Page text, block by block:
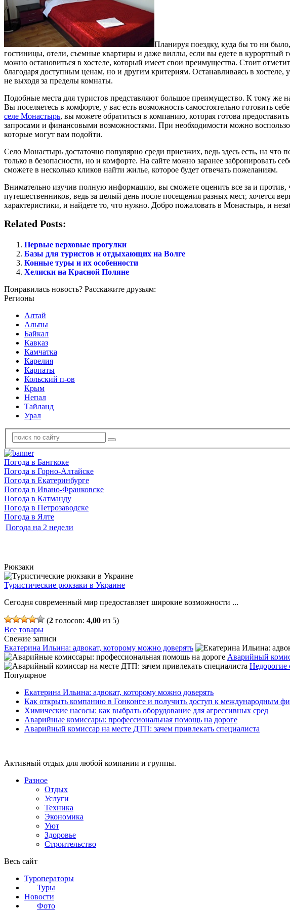
Планируя поездку, куда бы то ни
гостиницы, отели, съемные квартиры и даже виллы, если вы едете в курортный
можно остановиться в хостеле, который имеет свои преимущества. Стоит
благодаря доступным ценам, но и другим критериям. Останавливаясь в
не выходя за пределы комнаты.
Подобные места для туристов представляют большое преимущество. К тому же
Вы поселяетесь в комфорте, у вас есть возможность самостоятельно готовить
селе Монастырь, вы можете обратиться в компанию, которая готова
запросами и финансовыми возможностями. При необходимости можно
которые могут вам подойти.
Село Монастырь достаточно популярно среди приезжих, ведь здесь есть, на что
только в безопасности, но и комфорте. На сайте можно заранее забронировать
сможете в несколько кликов найти жилье, которое будет отвечать пожеланиям.
Внимательно изучив полную информацию, вы сможете оценить все за и против,
путешественников, ведь за целый день после посещения разных мест, хочется
характеристики, и найдете то, что нужно. Добро пожаловать в Монастырь, и
Related Posts:
Первые верховые прогулки
Базы для туристов и отдыхающих на Волге
Конные туры и их особенности
Хелиски на Красной Поляне
Понравилась новость? Расскажите друзьям:
Регионы
Алтай
Альпы
Байкал
Кавказ
Камчатка
Карелия
Карпаты
Кольский п-ов
Крым
Непал
Тайланд
Урал
Погода в Бангкоке
Погода в Горно-Алтайске
Погода в Екатеринбурге
Погода в Ивано-Франковске
Погода в Катманду
Погода в Петрозаводске
Погода в Ялте
Погода на 2 недели
Рюкзаки
Туристические рюкзаки в Украине
Сегодня современный мир предоставляет широкие возможности ...
(2 голосов: 4,00 из 5)
Все товары
Свежие записи
Екатерина Ильина: адвокат, которому можно доверять
Аварийный
Недорогие
Популярное
Екатерина Ильина: адвокат, которому можно доверять
Как открыть компанию в Гонконге и получить доступ к международным
Химические насосы: как выбрать оборудование для агрессивных сред
Аварийные комиссары: профессиональная помощь на дороге
Аварийный комиссар на месте ДТП: зачем привлекать специалиста
Активный отдых для любой компании и группы.
Разное
Отдых
Услуги
Техника
Экономика
Уют
Здоровье
Строительство
Весь сайт
Туроператоры
Туры
Новости
Фото